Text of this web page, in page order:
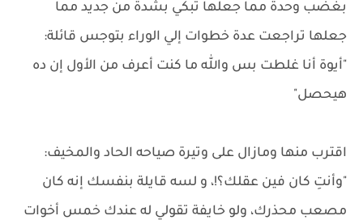
بغضب وحدة مما جعلها تبكي بشدة من جديد مما
جعلها تراجعت عدة خطوات إلي الوراء بتوجس قائلة:
"أيوة أنا غلطت بس والله ما كنت أعرف من الأول إن ده
هيحصل"
اقترب منها ومازال على وتيرة صياحه الحاد والمخيف:
"وأنتِ كان فين عقلك؟!، و لسه قايلة بنفسك إنه كان
مصعب محذرك، ولو خايفة تقولي له عندك خمس أخوات